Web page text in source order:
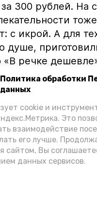
Политика обработки
данных
cookie и
Это
взаимодействие
его лучше.
сайтом, Вы
данных сервисов.
300 рублей. На
тоже
с икрой. А для
душе,
«В речке